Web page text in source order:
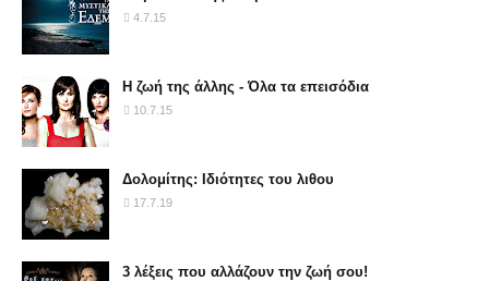
4.7.15
Η ζωή της άλλης - Όλα τα επεισόδια
10.7.15
Δολομίτης: Ιδιότητες του λιθου
17.7.19
3 λέξεις που αλλάζουν την ζωή σου!